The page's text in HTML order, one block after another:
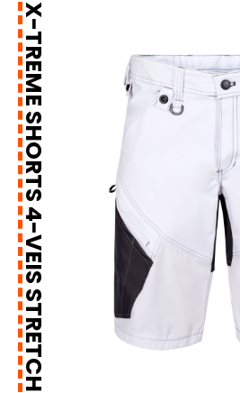
X-TREME SHORTS 4-VEIS STRETCH